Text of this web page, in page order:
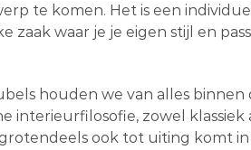
te komen. Het is een
zaak waar je je eigen stijl en
houden we van alles binnen
interieurfilosofie, zowel klassiek
ook tot uiting komt in